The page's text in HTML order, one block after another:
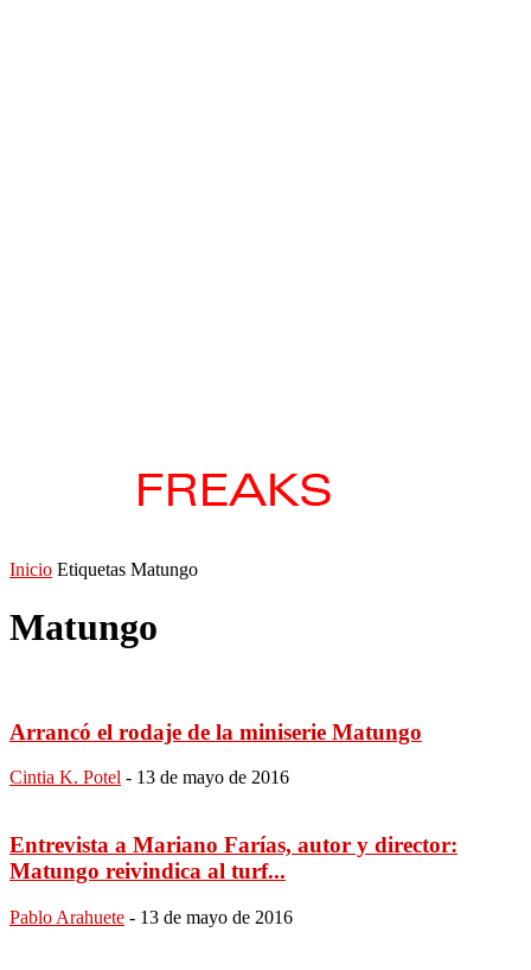
Inicio Etiquetas Matungo
Matungo
Arrancó el rodaje de la miniserie Matungo
Cintia K. Potel - 13 de mayo de 2016
Entrevista a Mariano Farías, autor y director:
Matungo reivindica al turf...
Pablo Arahuete - 13 de mayo de 2016